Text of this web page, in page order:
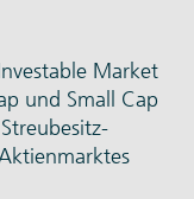
Market
und Small Cap